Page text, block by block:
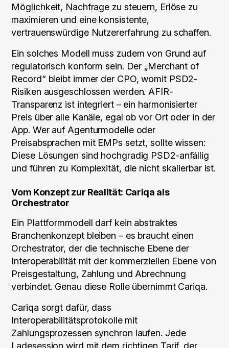
Möglichkeit, Nachfrage zu steuern, Erlöse zu
maximieren und eine konsistente,
vertrauenswürdige Nutzererfahrung zu schaffen.
Ein solches Modell muss zudem von Grund auf
regulatorisch konform sein. Der „Merchant of
Record“ bleibt immer der CPO, womit PSD2-
Risiken ausgeschlossen werden. AFIR-
Transparenz ist integriert – ein harmonisierter
Preis über alle Kanäle, egal ob vor Ort oder in der
App. Wer auf Agenturmodelle oder
Preisabsprachen mit EMPs setzt, sollte wissen:
Diese Lösungen sind hochgradig PSD2-anfällig
und führen zu Komplexität, die nicht skalierbar ist.
Vom Konzept zur Realität: Cariqa als
Orchestrator
Ein Plattformmodell darf kein abstraktes
Branchenkonzept bleiben – es braucht einen
Orchestrator, der die technische Ebene der
Interoperabilität mit der kommerziellen Ebene von
Preisgestaltung, Zahlung und Abrechnung
verbindet. Genau diese Rolle übernimmt Cariqa.
Cariqa sorgt dafür, dass
Interoperabilitätsprotokolle mit
Zahlungsprozessen synchron laufen. Jede
Ladesession wird mit dem richtigen Tarif, der